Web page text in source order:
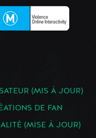
(MIS À JOUR)
DE FAN
(MISE À JOUR)